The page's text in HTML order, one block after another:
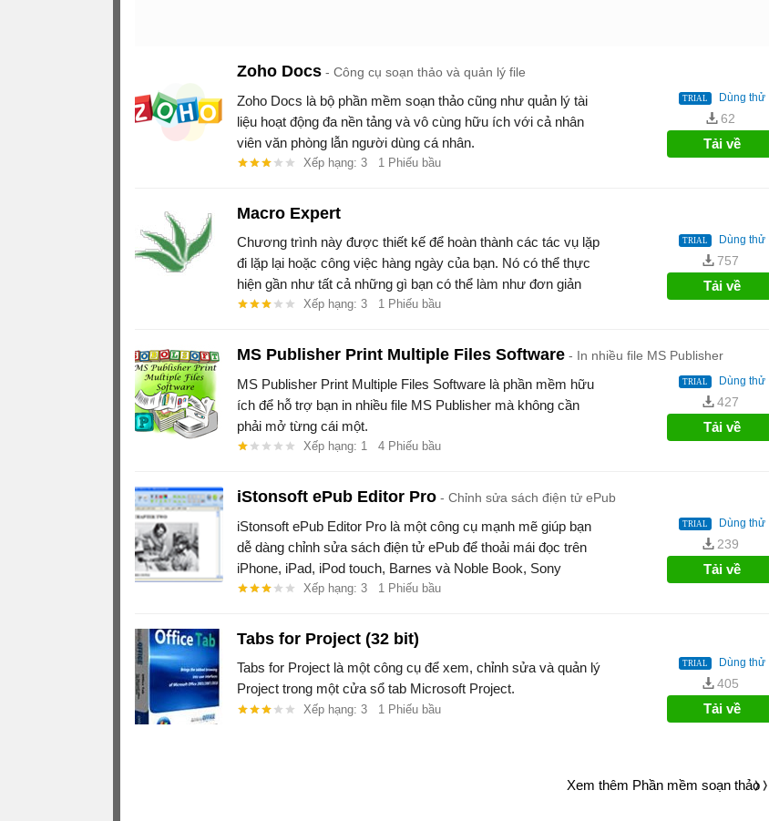
Zoho Docs Công cụ soạn thảo và quản lý file
Zoho Docs là bộ phần mềm soạn thảo cũng như quản lý tài
liệu hoạt động đa nền tảng và vô cùng hữu ích với cả nhân
viên văn phòng lẫn người dùng cá nhân.
Xếp hạng: 3 1 Phiếu bầu
Dùng thử
62
Tải về
Macro Expert
Chương trình này được thiết kế để hoàn thành các tác vụ lặp
đi lặp lại hoặc công việc hàng ngày của bạn. Nó có thể thực
hiện gần như tất cả những gì bạn có thể làm như đơn giản
hóa công việc, tăng hiệu suất làm việc, tiết kiệm thời gian và
Xếp hạng: 3 1 Phiếu bầu
Dùng thử
757
Tải về
MS Publisher Print Multiple Files Software In nhiều file MS Publisher
MS Publisher Print Multiple Files Software là phần mềm hữu
ích để hỗ trợ bạn in nhiều file MS Publisher mà không cần
phải mở từng cái một.
Xếp hạng: 1 4 Phiếu bầu
Dùng thử
427
Tải về
iStonsoft ePub Editor Pro Chỉnh sửa sách điện tử ePub
iStonsoft ePub Editor Pro là một công cụ mạnh mẽ giúp bạn
dễ dàng chỉnh sửa sách điện tử ePub để thoải mái đọc trên
iPhone, iPad, iPod touch, Barnes và Noble Book, Sony
Reader, Kobo eReader, Blackberry Playbook, BeBook,
Xếp hạng: 3 1 Phiếu bầu
Dùng thử
239
Tải về
Tabs for Project (32 bit)
Tabs for Project là một công cụ để xem, chỉnh sửa và quản lý
Project trong một cửa sổ tab Microsoft Project.
Xếp hạng: 3 1 Phiếu bầu
Dùng thử
405
Tải về
Xem thêm Phần mềm soạn thảo